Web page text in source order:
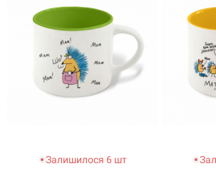
Залишилося 6 шт